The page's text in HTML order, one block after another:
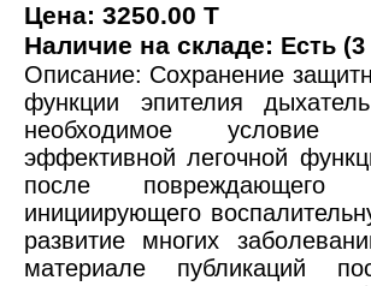
Цена: 3250.00 T
Наличие на складе: Есть
Описание: Сохранение
функции эпителия
необходимое условие
эффективной легочной
после повреждающего
инициирующего
развитие многих
материале публикаций